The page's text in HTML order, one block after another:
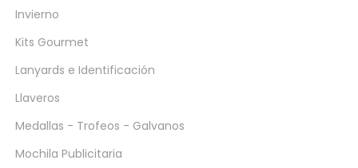
Invierno
Kits Gourmet
Lanyards e Identificación
Llaveros
Medallas - Trofeos - Galvanos
Mochila Publicitaria